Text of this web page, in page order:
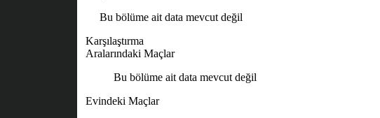
Bu bölüme ait data mevcut değil
Karşılaştırma
Aralarındaki Maçlar
Bu bölüme ait data mevcut değil
Evindeki Maçlar